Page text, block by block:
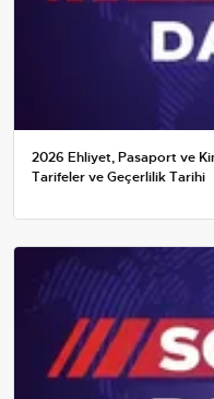
2026 Ehliyet, Pasaport ve
Tarifeler ve Geçerlilik Tarihi